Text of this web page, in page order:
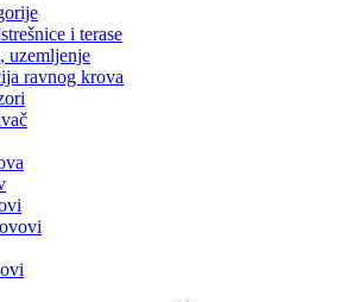
i terase
uzemljenje
ravnog krova